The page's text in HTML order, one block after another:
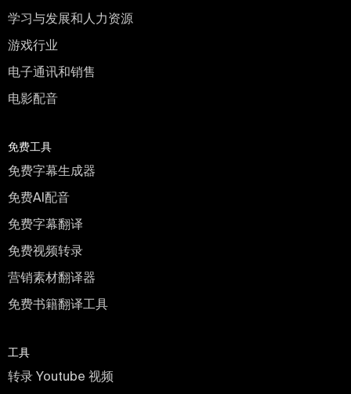
学习与发展和人力资源
游戏行业
电子通讯和销售
电影配音
免费工具
免费字幕生成器
免费AI配音
免费字幕翻译
免费视频转录
营销素材翻译器
免费书籍翻译工具
工具
转录 Youtube 视频